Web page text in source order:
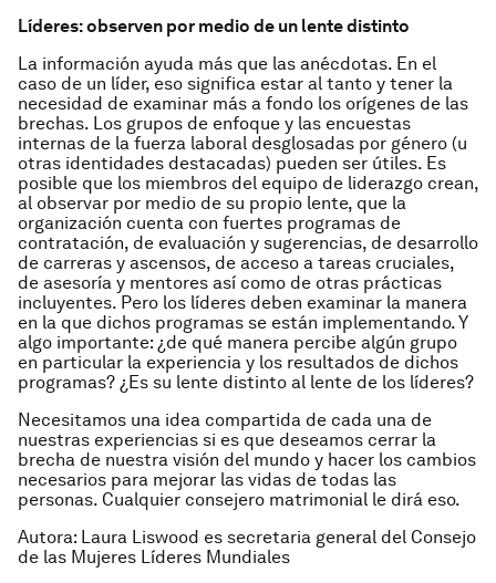
Líderes: observen por medio de un lente distinto
La información ayuda más que las anécdotas. En el
caso de un líder, eso significa estar al tanto y tener la
necesidad de examinar más a fondo los orígenes de las
brechas. Los grupos de enfoque y las encuestas
internas de la fuerza laboral desglosadas por género (u
otras identidades destacadas) pueden ser útiles. Es
posible que los miembros del equipo de liderazgo crean,
al observar por medio de su propio lente, que la
organización cuenta con fuertes programas de
contratación, de evaluación y sugerencias, de desarrollo
de carreras y ascensos, de acceso a tareas cruciales,
de asesoría y mentores así como de otras prácticas
incluyentes. Pero los líderes deben examinar la manera
en la que dichos programas se están implementando. Y
algo importante: ¿de qué manera percibe algún grupo
en particular la experiencia y los resultados de dichos
programas? ¿Es su lente distinto al lente de los líderes?
Necesitamos una idea compartida de cada una de
nuestras experiencias si es que deseamos cerrar la
brecha de nuestra visión del mundo y hacer los cambios
necesarios para mejorar las vidas de todas las
personas. Cualquier consejero matrimonial le dirá eso.
Autora: Laura Liswood es secretaria general del Consejo
de las Mujeres Líderes Mundiales